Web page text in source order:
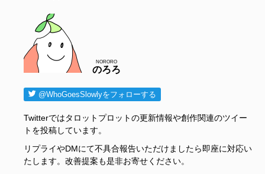
のろろ
NORORO
@WhoGoesSlowlyをフォローする
Twitterではタロットプロットの更新情報や創作関連のツイー
トを投稿しています。
リプライやDMにて不具合報告いただけましたら即座に対応い
たします。改善提案も是非お寄せください。